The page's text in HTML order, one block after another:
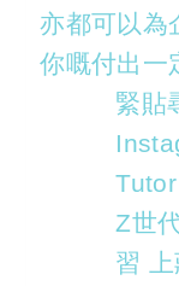
亦都可以為
你嘅付出一
緊貼
Tutor
Z世
習